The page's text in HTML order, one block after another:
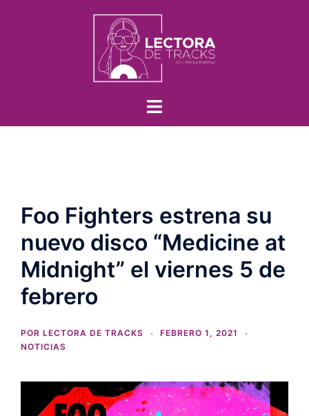
Foo Fighters estrena su
nuevo disco “Medicine at
Midnight” el viernes 5 de
febrero
POR LECTORA DE TRACKS
FEBRERO 1, 2021
NOTICIAS